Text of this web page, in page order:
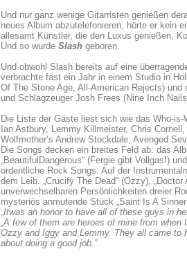
Und nur ganz wenige Gitarristen genießen
neues Album abzutelefonieren, hörte er kein
allesamt Künstler, die den Luxus genießen,
Und so wurde Slash geboren.
Und obwohl Slash bereits auf eine
verbrachte fast ein Jahr in einem Studio in
Of The Stone Age, All-American Rejects)
und Schlagzeuger Josh Frees (Nine Inch
Die Liste der Gäste liest sich wie das Who-
Ian Astbury, Lemmy Killmeister, Chris
Wolfmother’s Andrew Stockdale, Avenged
Die Songs decken ein breites Feld ab: das
„BeautifulDangerous“ (Fergie gibt Vollgas!)
ordentliche Rock Songs. Auf der
dem Leib. „Crucify The Dead“ (Ozzy),
unverwechselbaren Persönlichkeiten dreier
mysteriös anmutende Stück „Saint Is A
„Itwas an honor to have all of these guys in
„A few of them are heroes of mine from
Ozzy and Iggy and Lemmy. They all came to
about doing a good job.”